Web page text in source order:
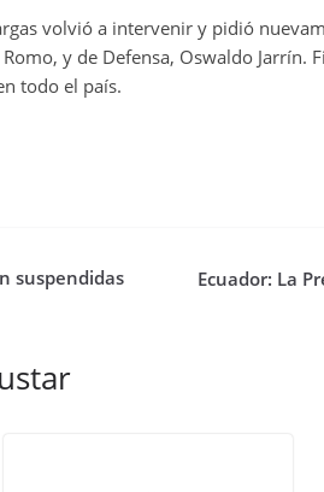
volvió a intervenir y pidió
y de Defensa, Oswaldo Jarrín.
todo el país.
suspendidas
Ecuador: La